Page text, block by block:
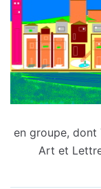
en groupe, dont
Art et